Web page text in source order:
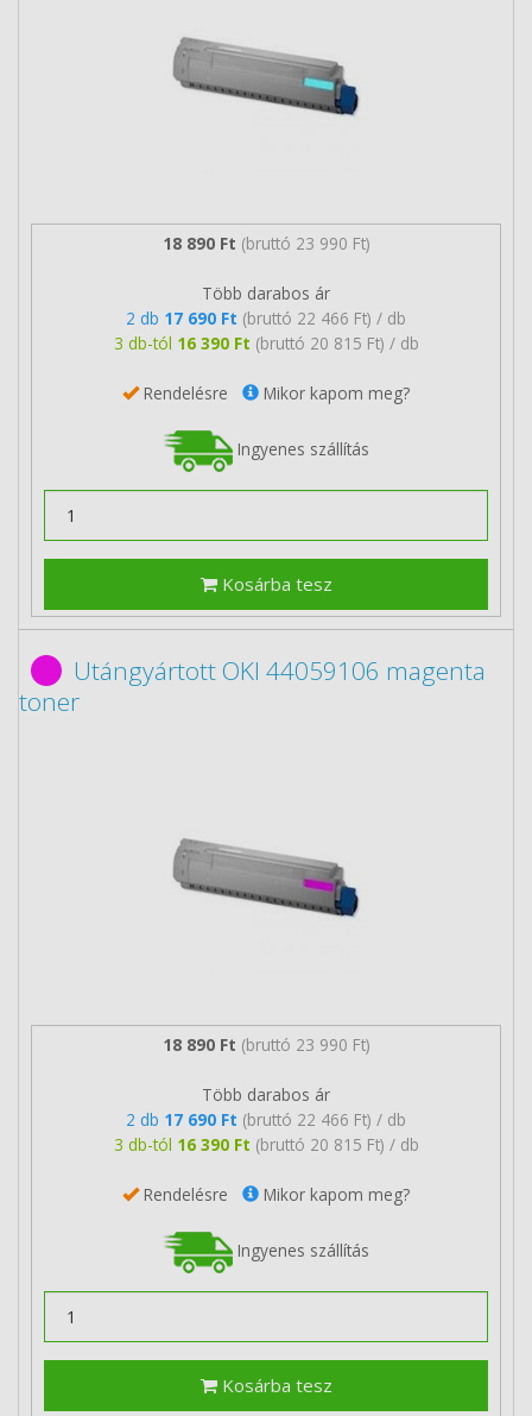
18 890 Ft (bruttó 23 990 Ft)
Több darabos ár
2 db 17 690 Ft (bruttó 22 466 Ft) / db
3 db-tól 16 390 Ft (bruttó 20 815 Ft) / db
Rendelésre Mikor kapom meg?
Ingyenes szállítás
Kosárba tesz
Utángyártott OKI 44059106 magenta
toner
18 890 Ft (bruttó 23 990 Ft)
Több darabos ár
2 db 17 690 Ft (bruttó 22 466 Ft) / db
3 db-tól 16 390 Ft (bruttó 20 815 Ft) / db
Rendelésre Mikor kapom meg?
Ingyenes szállítás
Kosárba tesz